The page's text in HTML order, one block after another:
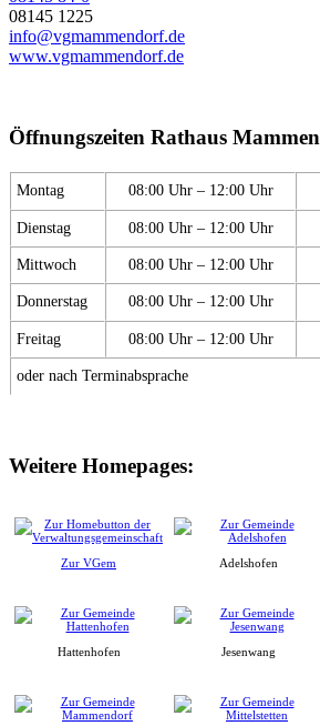
08145 1225
info@vgmammendorf.de
www.vgmammendorf.de
Öffnungszeiten Rathaus
Montag 08:00 Uhr – 12:00 Uhr
Dienstag 08:00 Uhr – 12:00 Uhr
Mittwoch 08:00 Uhr – 12:00 Uhr
Donnerstag 08:00 Uhr – 12:00 Uhr
Freitag 08:00 Uhr – 12:00 Uhr
oder nach Terminabsprache
Weitere Homepages:
Zur VGem Adelshofen
Hattenhofen Jesenwang